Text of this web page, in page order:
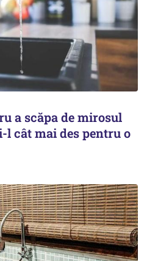
a scăpa de mirosul
cât mai des pentru o